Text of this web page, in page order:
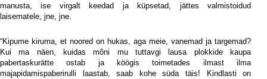
manusta, ise virgalt keedad ja küpsetad, jättes valmistoidud
laisematele, jne, jne.
“Kipume kiruma, et noored on hukas, aga meie, vanemad ja targemad?
Kui ma näen, kuidas mõni mu tuttavgi lausa plokkide kaupa
pabertaskurätte ostab ja köögis toimetades ilmast ilma
majapidamispaberirulli laastab, saab kohe süda täis! Kindlasti on